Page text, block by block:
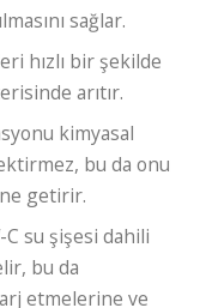
sağlar.
hızlı bir şekilde
arıtır.
kimyasal
bu da onu
getirir.
C su şişesi dahili
bu da
etmelerine ve